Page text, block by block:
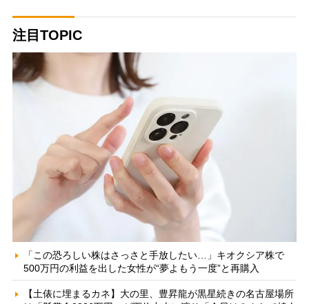
注目TOPIC
「この恐ろしい株はさっさと手放したい…」キオクシア株で
500万円の利益を出した女性が“夢よもう一度”と再購入
【土俵に埋まるカネ】大の里、豊昇龍が黒星続きの名古屋場所